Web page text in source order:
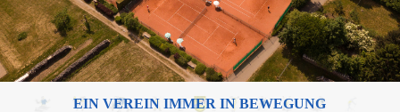
EIN VEREIN IMMER IN BEWEGUNG